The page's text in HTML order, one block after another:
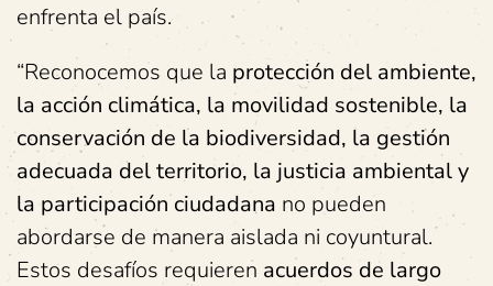
enfrenta el país.
“Reconocemos que la protección del ambiente,
la acción climática, la movilidad sostenible, la
conservación de la biodiversidad, la gestión
adecuada del territorio, la justicia ambiental y
la participación ciudadana no pueden
abordarse de manera aislada ni coyuntural.
Estos desafíos requieren acuerdos de largo